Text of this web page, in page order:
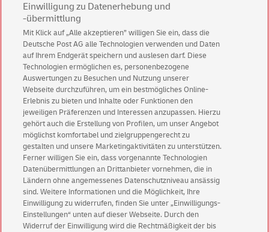
Abonnieren Sie unseren Newsletter
Immer informiert über exklusive Angebote und
Aktionen - jetzt mit Vorteil
Privatkundensichern sich einen5 € Gutschein
für POSTSCAN!
Geschäftskundenerhalten einen5 € Gutschein
für Briefmarke individuell!
Zur Newsletter-Anmeldung
Einwilligung zu Datenerhebung und
-übermittlung
Mit Klick auf „Alle akzeptieren” willigen Sie ein, dass die
Deutsche Post AG alle Technologien verwenden und Daten
auf Ihrem Endgerät speichern und auslesen darf. Diese
Technologien ermöglichen es, personenbezogene
Auswertungen zu Besuchen und Nutzung unserer
Webseite durchzuführen, um ein bestmögliches Online-
Erlebnis zu bieten und Inhalte oder Funktionen den
jeweiligen Präferenzen und Interessen anzupassen. Hierzu
gehört auch die Erstellung von Profilen, um unser Angebot
möglichst komfortabel und zielgruppengerecht zu
gestalten und unsere Marketingaktivitäten zu unterstützen.
Ferner willigen Sie ein, dass vorgenannte Technologien
Datenübermittlungen an Drittanbieter vornehmen, die in
Ländern ohne angemessenes Datenschutzniveau ansässig
sind. Weitere Informationen und die Möglichkeit, Ihre
Einwilligung zu widerrufen, finden Sie unter „Einwilligungs-
Einstellungen“ unten auf dieser Webseite. Durch den
Widerruf der Einwilligung wird die Rechtmäßigkeit der bis